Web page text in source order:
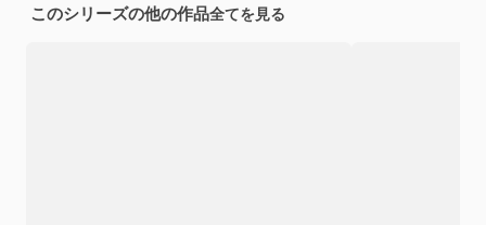
このシリーズの他の作品全てを見る